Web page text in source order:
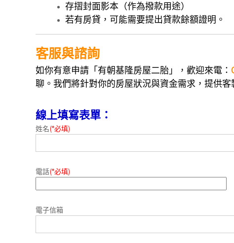
存摺封面影本（作為撥款用途）
若有房貸，可能需要提出貸款餘額證明。
客服與諮詢
如你有意申請「有朝基隆房屋二胎」，歡迎來電：
聊。我們將針對你的房屋狀況與資金需求，提供
線上填寫表單：
姓名(*必填)
電話(*必填)
電子信箱